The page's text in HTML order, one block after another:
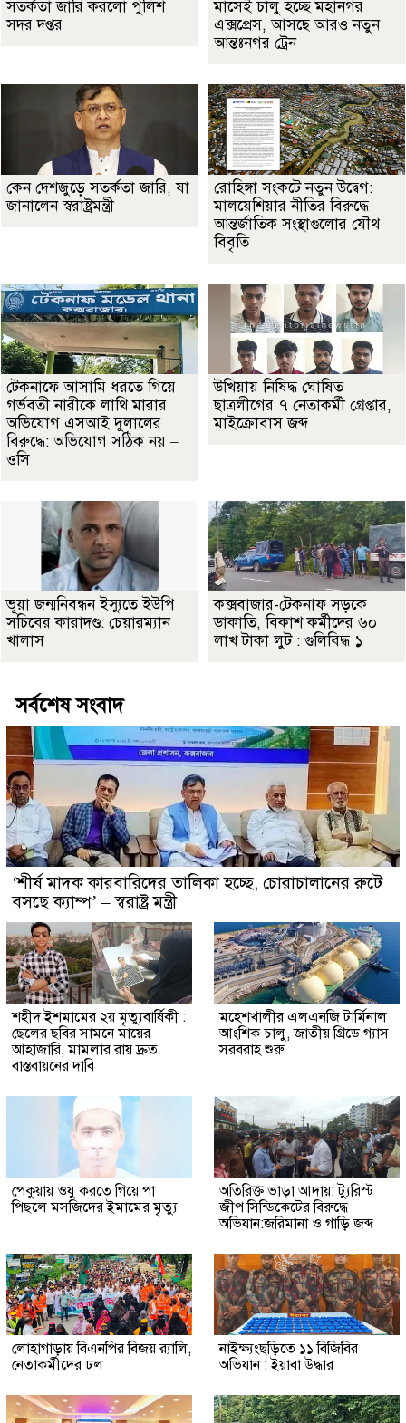
সতর্কতা জা‌রি করলো পুলিশ
সদর দপ্তর
মাসেই চালু হচ্ছে মহানগর
এক্সপ্রেস, আসছে আরও নতুন
আন্তঃনগর ট্রেন
কেন দেশজুড়ে সতর্কতা জারি, যা
জানালেন স্বরাষ্ট্রমন্ত্রী
রোহিঙ্গা সংকটে নতুন উদ্বেগ:
মালয়েশিয়ার নীতির বিরুদ্ধে
আন্তর্জাতিক সংস্থাগুলোর যৌথ
বিবৃতি
টেকনাফে আসামি ধরতে গিয়ে
গর্ভবতী নারীকে লাথি মারার
অভিযোগ এসআই দুলালের
বিরুদ্ধে: অভিযোগ সঠিক নয় –
ওসি
উখিয়ায় নিষিদ্ধ ঘোষিত
ছাত্রলীগের ৭ নেতাকর্মী গ্রেপ্তার,
মাইক্রোবাস জব্দ
ভূয়া জন্মনিবন্ধন ইস্যুতে ইউপি
সচিবের কারাদণ্ড: চেয়ারম্যান
খালাস
কক্সবাজার-টেকনাফ সড়কে
ডাকাতি, বিকাশ কর্মীদের ৬০
লাখ টাকা লুট : গুলিবিদ্ধ ১
সর্বশেষ সংবাদ
‘শীর্ষ মাদক কারবারিদের তালিকা হচ্ছে, চোরাচালানের রুটে
বসছে ক্যাম্প’ – স্বরাষ্ট্র মন্ত্রী
শহীদ ইশমামের ২য় মৃত্যুবার্ষিকী :
ছেলের ছবির সামনে মায়ের
আহাজারি, মামলার রায় দ্রুত
বাস্তবায়নের দাবি
মহেশখালীর এলএনজি টার্মিনাল
আংশিক চালু, জাতীয় গ্রিডে গ্যাস
সরবরাহ শুরু
পেকুয়ায় ওযু করতে গিয়ে পা
পিছলে মসজিদের ইমামের মৃত্যু
অতিরিক্ত ভাড়া আদায়: ট্যুরিস্ট
জীপ সিন্ডিকেটের বিরুদ্ধে
অভিযান:জরিমানা ও গাড়ি জব্দ
লোহাগাড়ায় বিএনপির বিজয় র‍্যালি,
নেতাকর্মীদের ঢল
নাইক্ষ্যংছড়িতে ১১ বিজিবির
অভিযান : ইয়াবা উদ্ধার